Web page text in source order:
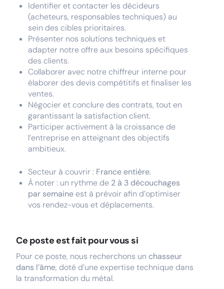
Identifier et contacter les décideurs
(acheteurs, responsables techniques) au
sein des cibles prioritaires.
Présenter nos solutions techniques et
adapter notre offre aux besoins spécifiques
des clients.
Collaborer avec notre chiffreur interne pour
élaborer des devis compétitifs et finaliser les
ventes.
Négocier et conclure des contrats, tout en
garantissant la satisfaction client.
Participer activement à la croissance de
l’entreprise en atteignant des objectifs
ambitieux.
Secteur à couvrir : France entière.
À noter : un rythme de 2 à 3 découchages
par semaine est à prévoir afin d’optimiser
vos rendez-vous et déplacements.
Ce poste est fait pour vous si
Pour ce poste, nous recherchons un chasseur
dans l’âme, doté d’une expertise technique dans
la transformation du métal.